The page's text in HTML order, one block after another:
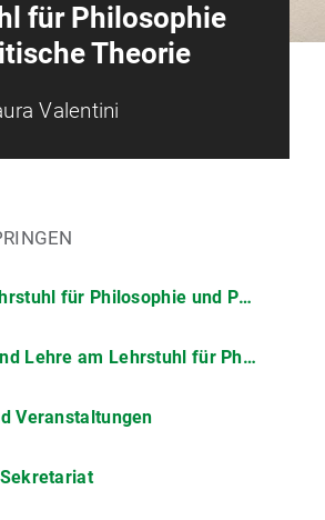
für Philosophie
Theorie
Valentini
für Philosophie und Politische Theorie
Lehrstuhl für Philosophie und Politische Theorie
Veranstaltungen